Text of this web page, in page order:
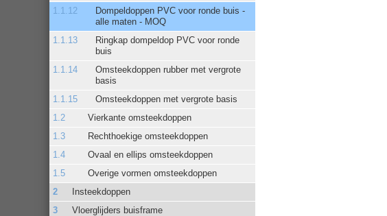
Dompeldoppen PVC voor ronde buis -
alle maten - MOQ
Ringkap dompeldop PVC voor ronde
buis
Omsteekdoppen rubber met vergrote
basis
Omsteekdoppen met vergrote basis
Vierkante omsteekdoppen
Rechthoekige omsteekdoppen
Ovaal en ellips omsteekdoppen
Overige vormen omsteekdoppen
Insteekdoppen
Vloerglijders buisframe